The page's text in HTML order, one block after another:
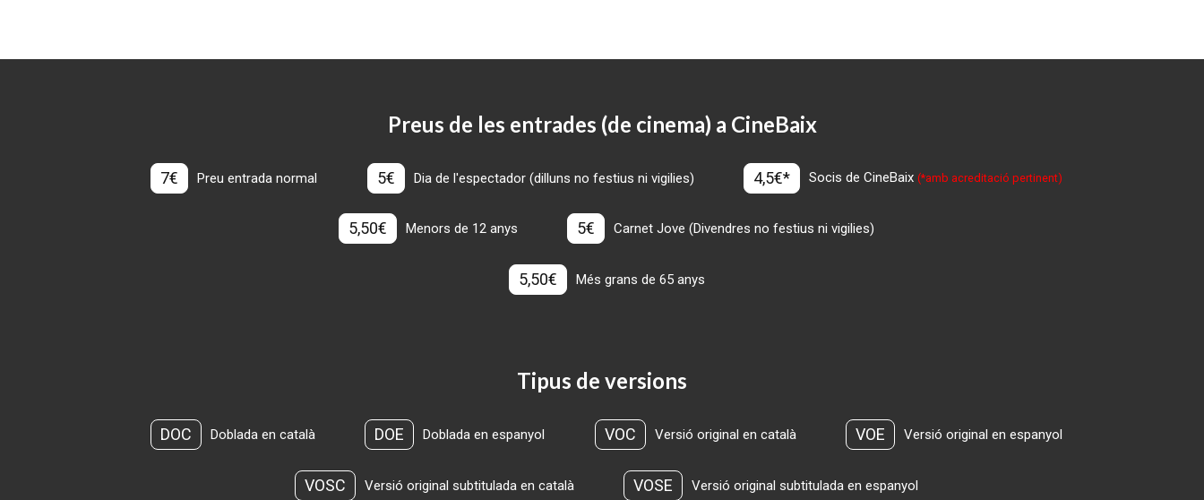
Preus de les entrades (de cinema) a CineBaix
7€ Preu entrada normal 5€ Dia de l'espectador (dilluns no festius ni vigilies) 4,5€* Socis de CineBaix(*amb acreditació pertinent)
5,50€ Menors de 12 anys 5€ Carnet Jove (Divendres no festius ni vigilies)
5,50€ Més grans de 65 anys
Tipus de versions
DOC Doblada en català DOE Doblada en espanyol VOC Versió original en català VOE Versió original en espanyol
VOSC Versió original subtitulada en català VOSE Versió original subtitulada en espanyol